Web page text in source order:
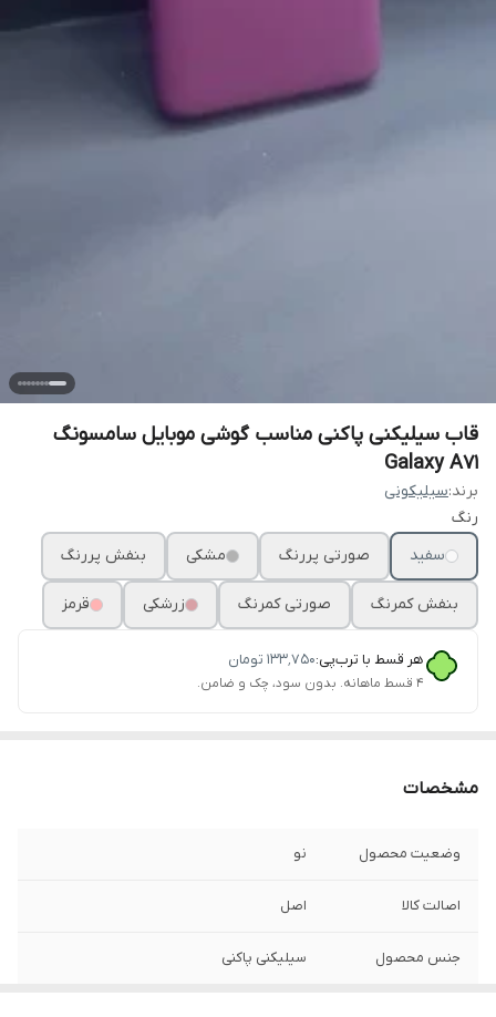
قاب سیلیکنی پاکنی مناسب گوشی موبایل سامسونگ
Galaxy A71
برند:سیلیکونی
رنگ
سفید
صورتی پررنگ مشکی بنفش پررنگ
بنفش کمرنگ صورتی کمرنگ زرشکی قرمز
هر قسط با ترب‌پی:۱۳۳٬۷۵۰ تومان
۴ قسط ماهانه. بدون سود، چک و ضامن.
مشخصات
وضعیت محصول نو
اصالت کالا اصل
جنس محصول سیلیکنی پاکنی